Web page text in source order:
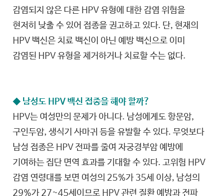
감염되지 않은 다른 HPV 유형에 대한 감염 위험을
현저히 낮출 수 있어 접종을 권고하고 있다. 단, 현재의
HPV 백신은 치료 백신이 아닌 예방 백신으로 이미
감염된 HPV 유형을 제거하거나 치료할 수는 없다.
◆ 남성도 HPV 백신 접종을 해야 할까?
HPV는 여성만의 문제가 아니다. 남성에게도 항문암,
구인두암, 생식기 사마귀 등을 유발할 수 있다. 무엇보다
남성 접종은 HPV 전파를 줄여 자궁경부암 예방에
기여하는 집단 면역 효과를 기대할 수 있다. 고위험 HPV
감염 연령대를 보면 여성의 25%가 35세 이상, 남성의
29%가 27~45세이므로 HPV 관련 질환 예방과 전파